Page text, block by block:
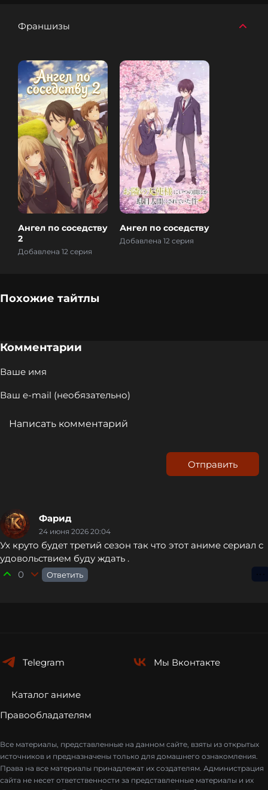
Франшизы
Ангел по соседству
2
Добавлена 12 серия
Ангел по соседству
Добавлена 12 серия
Похожие тайтлы
Комментарии
Отправить
Фарид
24 июня 2026 20:04
Ух круто будет третий сезон так что этот аниме сериал с
удовольствием буду ждать .
Ответить
0 ⋮
Telegram Мы Вконтакте
Каталог аниме
Правообладателям
Все материалы, представленные на данном сайте, взяты из открытых
источников и предназначены только для домашнего ознакомления.
Права на все материалы принадлежат их создателям. Администрация
сайта не несет ответственности за представленные материалы и их